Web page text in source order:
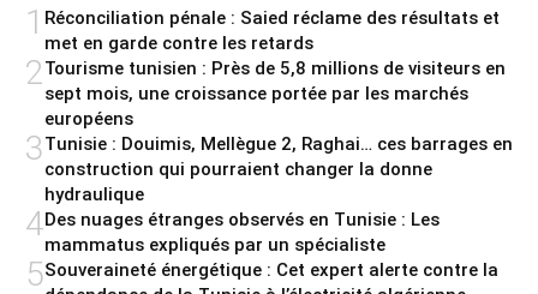
1 Réconciliation pénale : Saied réclame des résultats et
met en garde contre les retards
2 Tourisme tunisien : Près de 5,8 millions de visiteurs en
sept mois, une croissance portée par les marchés
européens
3Tunisie : Douimis, Mellègue 2, Raghai… ces barrages en
construction qui pourraient changer la donne
hydraulique
4Des nuages étranges observés en Tunisie : Les
mammatus expliqués par un spécialiste
5Souveraineté énergétique : Cet expert alerte contre la